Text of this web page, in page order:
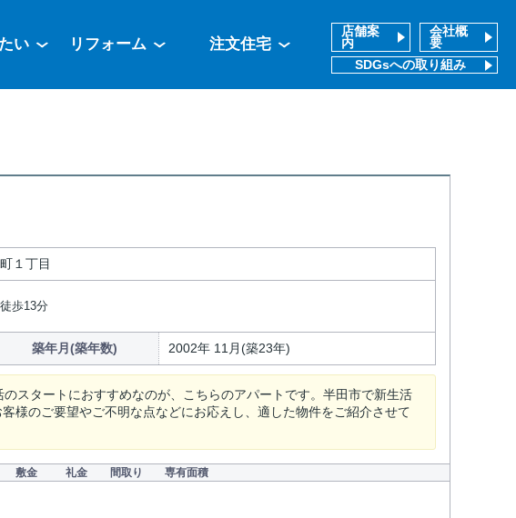
い リフォーム 注文住宅
店舗案
内
会社概
要
SDGsへの取り組み
１丁目
歩13分
築年月(築年数) 2002年 11月(築23年)
スタートにおすすめなのが、こちらのアパートです。半田市で新生活
様のご要望やご不明な点などにお応えし、適した物件をご紹介させて
敷金 礼金 間取り 専有面積